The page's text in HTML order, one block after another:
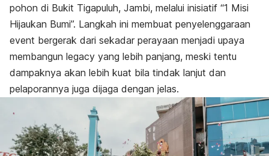
pohon di Bukit Tigapuluh, Jambi, melalui inisiatif “1 Misi
Hijaukan Bumi”. Langkah ini membuat penyelenggaraan
event bergerak dari sekadar perayaan menjadi upaya
membangun legacy yang lebih panjang, meski tentu
dampaknya akan lebih kuat bila tindak lanjut dan
pelaporannya juga dijaga dengan jelas.